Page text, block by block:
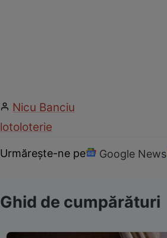
Nicu Banciu
lotoloterie
Urmărește-ne pe Google News
Ghid de cumpărături